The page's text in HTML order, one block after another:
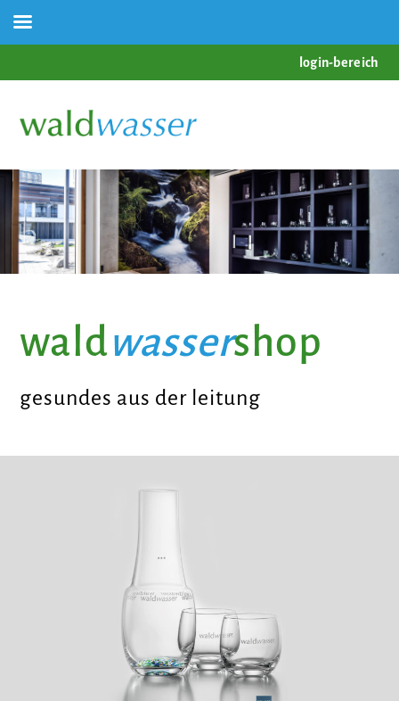
login-bereich
waldwassershop
gesundes aus der leitung